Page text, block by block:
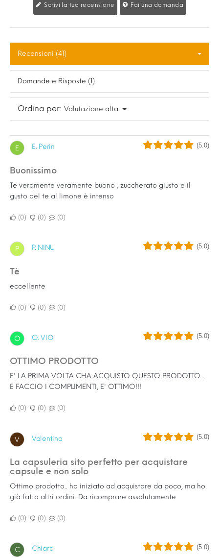
Scrivi la tua recensione Fai una domanda
Recensioni (41)
Domande e Risposte (1)
Ordina per: Valutazione alta
E E. Perin (5.0)
Buonissimo
Te veramente veramente buono , zuccherato giusto e il
gusto del te al limone è intenso
0 0 0
P P. NINU (5.0)
tè
eccellente
0 0 0
O O. VIO (5.0)
OTTIMO PRODOTTO
E' LA PRIMA VOLTA CHA ACQUISTO QUESTO PRODOTTO...
E FACCIO I COMPLIMENTI, E' OTTIMO!!!
0 0 0
V Valentina (5.0)
La capsuleria sito perfetto per acquistare
capsule e non solo
Ottimo prodotto.. ho iniziato ad acquistare da poco, ma ho
già fatto altri ordini. Da ricomprare assolutamente
0 0 0
C Chiara (5.0)